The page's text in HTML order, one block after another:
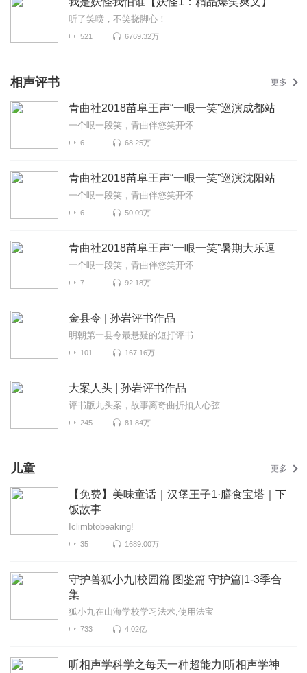
听了笑喷，不笑挠脚心！
521 6769.32万
相声评书 更多
青曲社2018苗阜王声“一哏一笑”巡演成都站
一个哏一段笑，青曲伴您笑开怀
6 68.25万
青曲社2018苗阜王声“一哏一笑”巡演沈阳站
一个哏一段笑，青曲伴您笑开怀
6 50.09万
青曲社2018苗阜王声“一哏一笑”暑期大乐逗
一个哏一段笑，青曲伴您笑开怀
7 92.18万
金县令 | 孙岩评书作品
明朝第一县令最悬疑的短打评书
101 167.16万
大案人头 | 孙岩评书作品
评书版九头案，故事离奇曲折扣人心弦
245 81.84万
儿童 更多
【免费】美味童话｜汉堡王子1·膳食宝塔｜下
饭故事
Iclimbtobeaking!
35 1689.00万
守护兽狐小九|校园篇 图鉴篇 守护篇|1-3季合
集
狐小九在山海学校学习法术,使用法宝
733 4.02亿
听相声学科学之每天一种超能力|听相声学神